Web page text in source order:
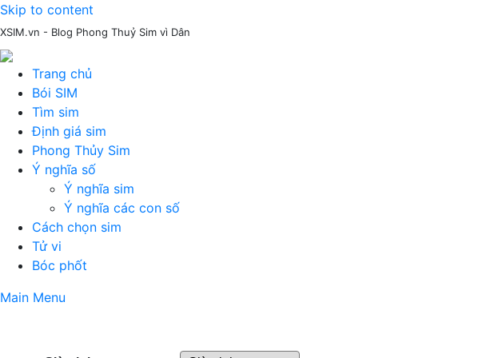
Skip to content
XSIM.vn - Blog Phong Thuỷ Sim vì Dân
Trang chủ
Bói SIM
Tìm sim
Định giá sim
Phong Thủy Sim
Ý nghĩa số
Ý nghĩa sim
Ý nghĩa các con số
Cách chọn sim
Tử vi
Bóc phốt
Main Menu